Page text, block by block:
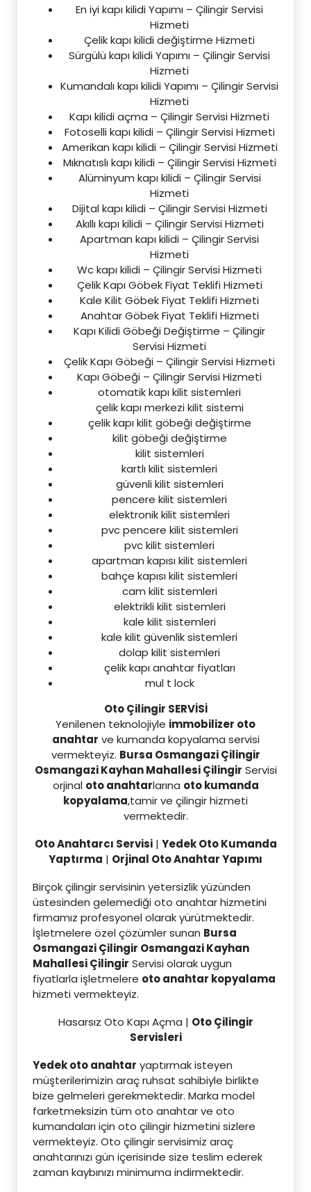
En iyi kapı kilidi Yapımı – Çilingir Servisi
Hizmeti
Çelik kapı kilidi değiştirme Hizmeti
Sürgülü kapı kilidi Yapımı – Çilingir Servisi
Hizmeti
Kumandalı kapı kilidi Yapımı – Çilingir Servisi
Hizmeti
Kapı kilidi açma – Çilingir Servisi Hizmeti
Fotoselli kapı kilidi – Çilingir Servisi Hizmeti
Amerikan kapı kilidi – Çilingir Servisi Hizmeti
Mıknatıslı kapı kilidi – Çilingir Servisi Hizmeti
Alüminyum kapı kilidi – Çilingir Servisi
Hizmeti
Dijital kapı kilidi – Çilingir Servisi Hizmeti
Akıllı kapı kilidi – Çilingir Servisi Hizmeti
Apartman kapı kilidi – Çilingir Servisi
Hizmeti
Wc kapı kilidi – Çilingir Servisi Hizmeti
Çelik Kapı Göbek Fiyat Teklifi Hizmeti
Kale Kilit Göbek Fiyat Teklifi Hizmeti
Anahtar Göbek Fiyat Teklifi Hizmeti
Kapı Kilidi Göbeği Değiştirme – Çilingir
Servisi Hizmeti
Çelik Kapı Göbeği – Çilingir Servisi Hizmeti
Kapı Göbeği – Çilingir Servisi Hizmeti
otomatik kapı kilit sistemleri
çelik kapı merkezi kilit sistemi
çelik kapı kilit göbeği değiştirme
kilit göbeği değiştirme
kilit sistemleri
kartlı kilit sistemleri
güvenli kilit sistemleri
pencere kilit sistemleri
elektronik kilit sistemleri
pvc pencere kilit sistemleri
pvc kilit sistemleri
apartman kapısı kilit sistemleri
bahçe kapısı kilit sistemleri
cam kilit sistemleri
elektrikli kilit sistemleri
kale kilit sistemleri
kale kilit güvenlik sistemleri
dolap kilit sistemleri
çelik kapı anahtar fiyatları
mul t lock
Oto Çilingir SERVİSİ
Yenilenen teknolojiyle immobilizer oto
anahtar ve kumanda kopyalama servisi
vermekteyiz. Bursa Osmangazi Çilingir
Osmangazi Kayhan Mahallesi Çilingir Servisi
orjinal oto anahtarlarına oto kumanda
kopyalama,tamir ve çilingir hizmeti
vermektedir.
Oto Anahtarcı Servisi| Yedek Oto Kumanda
Yaptırma | Orjinal Oto Anahtar Yapımı
Birçok çilingir servisinin yetersizlik yüzünden
üstesinden gelemediği oto anahtar hizmetini
firmamız profesyonel olarak yürütmektedir.
İşletmelere özel çözümler sunan Bursa
Osmangazi Çilingir Osmangazi Kayhan
Mahallesi Çilingir Servisi olarak uygun
fiyatlarla işletmelere oto anahtar kopyalama
hizmeti vermekteyiz.
Hasarsız Oto Kapı Açma | Oto Çilingir
Servisleri
Yedek oto anahtar yaptırmak isteyen
müşterilerimizin araç ruhsat sahibiyle birlikte
bize gelmeleri gerekmektedir. Marka model
farketmeksizin tüm oto anahtar ve oto
kumandaları için oto çilingir hizmetini sizlere
vermekteyiz. Oto çilingir servisimiz araç
anahtarınızı gün içerisinde size teslim ederek
zaman kaybınızı minimuma indirmektedir.